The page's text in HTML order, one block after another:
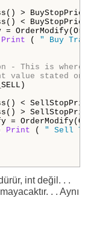
>
<
=
Print ( " Buy
- This is
value
<
>
=
Print ( " Sell
int değil. . .
. . Aynı